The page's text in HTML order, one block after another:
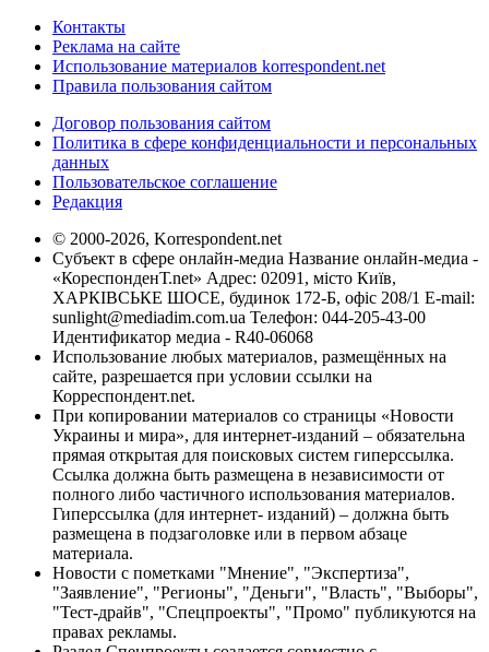
Контакты
Реклама на сайте
Использование материалов korrespondent.net
Правила пользования сайтом
Договор пользования сайтом
Политика в сфере конфиденциальности и персональных
данных
Пользовательское соглашение
Редакция
© 2000-2026, Korrespondent.net
Субъект в сфере онлайн-медиа Название онлайн-медиа -
«КореспонденТ.net» Адрес: 02091, місто Київ,
ХАРКІВСЬКЕ ШОСЕ, будинок 172-Б, офіс 208/1 E-mail:
sunlight@mediadim.com.ua Телефон: 044-205-43-00
Идентификатор медиа - R40-06068
Использование любых материалов, размещённых на
сайте, разрешается при условии ссылки на
Корреспондент.net.
При копировании материалов со страницы «Новости
Украины и мира», для интернет-изданий – обязательна
прямая открытая для поисковых систем гиперссылка.
Ссылка должна быть размещена в независимости от
полного либо частичного использования материалов.
Гиперссылка (для интернет- изданий) – должна быть
размещена в подзаголовке или в первом абзаце
материала.
Новости с пометками "Мнение", "Экспертиза",
"Заявление", "Регионы", "Деньги", "Власть", "Выборы",
"Тест-драйв", "Спецпроекты", "Промо" публикуются на
правах рекламы.